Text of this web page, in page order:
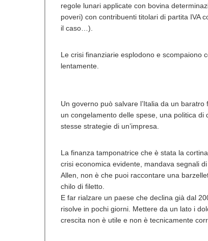
regole lunari applicate con bovina
poveri) con contribuenti titolari di partita IVA
il caso…).
Le crisi finanziarie esplodono e scompaiono
lentamente.
Un governo può salvare l’Italia da un
un congelamento delle spese, una politica
stesse strategie di un’impresa.
La finanza tamponatrice che è stata la
crisi economica evidente, mandava segnali
Allen, non è che puoi raccontare una
chilo di filetto.
E far rialzare un paese che declina già dal
risolve in pochi giorni. Mettere da un lato i
crescita non è utile e non è tecnicamente